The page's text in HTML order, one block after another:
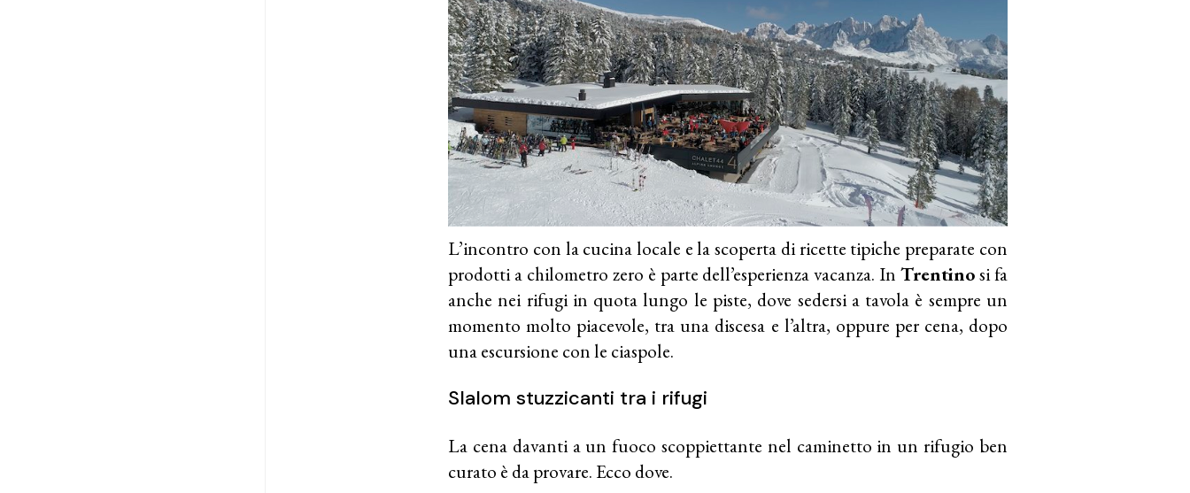
L’incontro con la cucina locale e la scoperta di ricette tipiche preparate con
prodotti a chilometro zero è parte dell’esperienza vacanza. InTrentinosi fa
anche nei rifugi in quota lungo le piste, dove sedersi a tavola è sempre un
momento molto piacevole, tra una discesa e l’altra, oppure per cena, dopo
una escursione con le ciaspole.
Slalom stuzzicanti tra i rifugi
La cena davanti a un fuoco scoppiettante nel caminetto in un rifugio ben
curato è da provare. Ecco dove.